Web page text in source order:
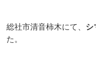
総社市清音柿木にて、 シ
た。